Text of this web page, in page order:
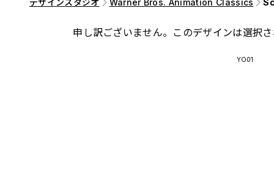
デザインスタジオ Warner Bros. Animation Classics
申し訳ございません。このデザインは選択
YO01